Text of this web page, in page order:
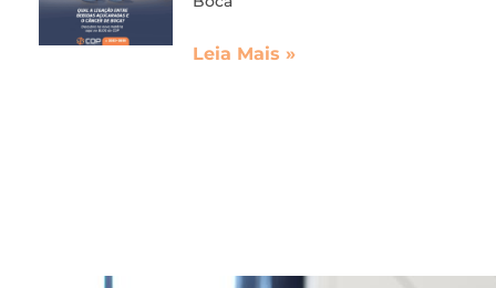
Leia Mais »